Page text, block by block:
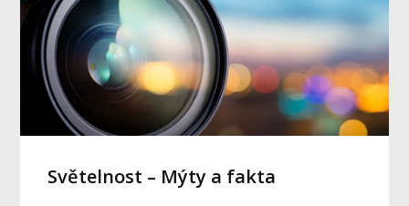
Světelnost – Mýty a fakta